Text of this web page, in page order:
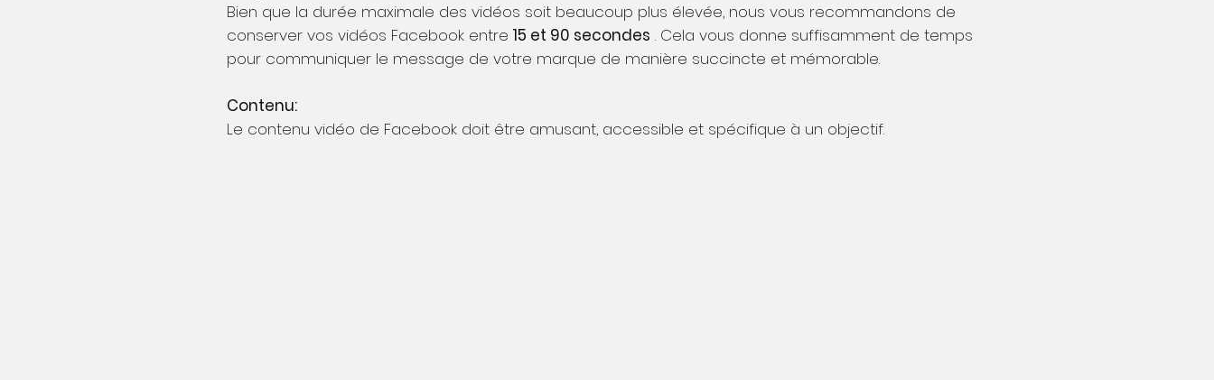
Bien que la durée maximale des vidéos soit beaucoup plus élevée, nous vous recommandons de
conserver vos vidéos Facebook entre 15 et 90 secondes . Cela vous donne suffisamment de temps
pour communiquer le message de votre marque de manière succincte et mémorable.
Contenu:
Le contenu vidéo de Facebook doit être amusant, accessible et spécifique à un objectif.